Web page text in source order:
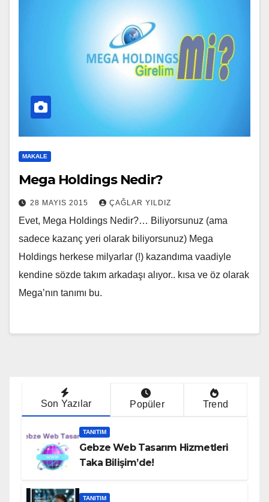
MAKALE
Mega Holdings Nedir?
28 MAYIS 2015 ÇAĞLAR YILDIZ
Evet, Mega Holdings Nedir?… Biliyorsunuz (ama
sadece kazanç yeri olarak biliyorsunuz) Mega
Holdings herkese milyarlar (!) kazandıma vaadiyle
kendine sözde takım arkadaşı alıyor.. kısa ve öz olarak
Mega’nın tanımı bu.
Son Yazılar Popüler Trend
TANITIM
Gebze Web Tasarım Hizmetleri
Taka Bilişim’de!
TANITIM